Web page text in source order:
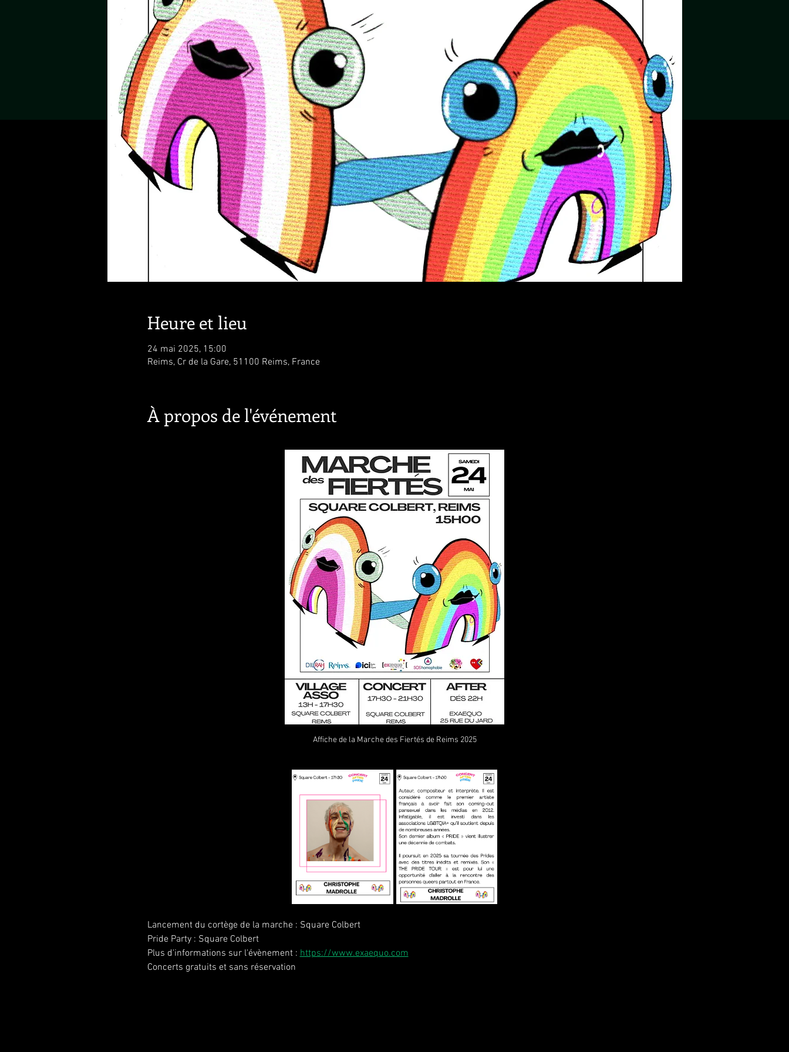
Heure et lieu
24 mai 2025, 15:00
Reims, Cr de la Gare, 51100 Reims, France
À propos de l'événement
Affiche de la Marche des Fiertés de Reims 2025
Lancement du cortège de la marche : Square Colbert
Pride Party : Square Colbert
Plus d'informations sur l'évènement : https://www.exaequo.com
Concerts gratuits et sans réservation